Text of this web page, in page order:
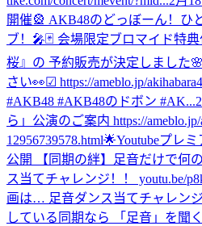
開催🎡 AKB48のどっぼーん！ひ
ブ！🎤🃏 会場限定ブロマイド特
桜』の 予約販売が決定しました
さい👀☑︎ https://ameblo.jp/
#AKB48 #AKB48のドボン #AK...
ら」公演のご案内 https://ameblo.jp/
12956739578.html🌟Youtubeプレ
公開 【同期の絆】足音だけで何
ス当てチャレンジ！！ youtu.be/
画は… 足音ダンス当てチャレン
している同期なら 「足音」を聞